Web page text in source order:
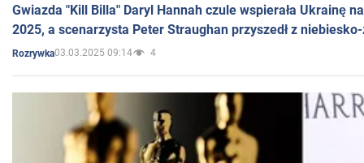
Gwiazda "Kill Billa" Daryl Hannah czule wspierała Ukrainę
2025, a scenarzysta Peter Straughan przyszedł z
Rozrywka03.03.2025 09:14 4